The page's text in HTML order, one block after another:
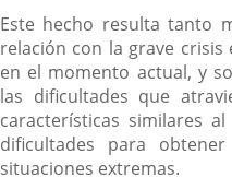
Este hecho resulta tanto
relación con la grave crisis
en el momento actual, y
las dificultades que
características similares
dificultades para
situaciones extremas.